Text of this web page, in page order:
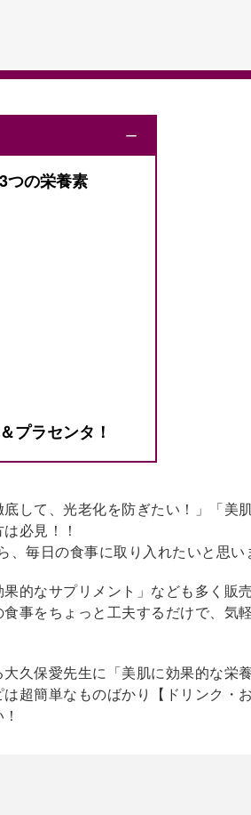
ー
つの栄養素
プラセンタ！
して、光老化を防ぎたい！」「美
必見！！
毎日の食事に取り入れたいと思い
的なサプリメント」なども多く販
事をちょっと工夫するだけで、気
久保愛先生に「美肌に効果的な栄
超簡単なものばかり【ドリンク・